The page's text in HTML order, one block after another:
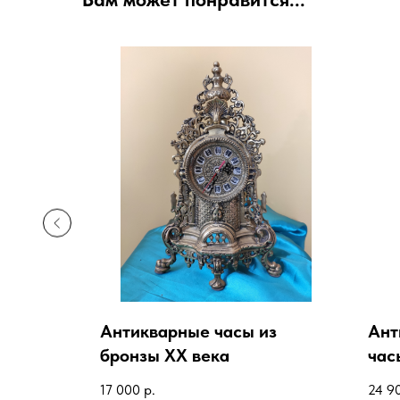
Антикварные часы из
бронзы XX века
17 000 р. 24